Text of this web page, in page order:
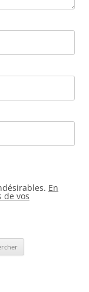
En
de vos